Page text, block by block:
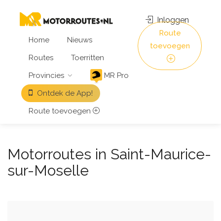
Home
Nieuws
Routes
Toerritten
Provincies
MR Pro
Ontdek de App!
Route toevoegen
Inloggen
Route
toevoegen
Motorroutes in Saint-Maurice-
sur-Moselle